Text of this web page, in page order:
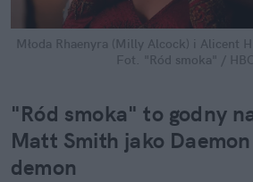
Młoda Rhaenyra (Milly Alcock) i Alicent
Fot. "Ród smoka" /
"Ród smoka" to godny
Matt Smith jako
demon